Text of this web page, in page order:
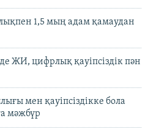
1,5 мың адам қамаудан
ЖИ, цифрлық қауіпсіздік пән
мен қауіпсіздікке бола
мәжбүр